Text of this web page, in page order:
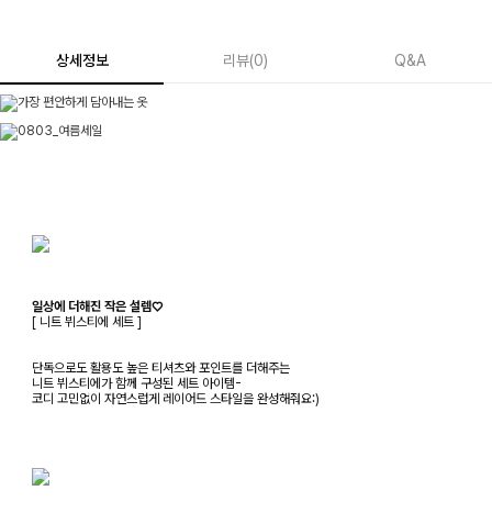
상세정보 리뷰(0) Q&A
일상에 더해진 작은 설렘♡
[ 니트 뷔스티에 세트 ]
단독으로도 활용도 높은 티셔츠와 포인트를 더해주는
니트 뷔스티에가 함께 구성된 세트 아이템-
코디 고민없이 자연스럽게 레이어드 스타일을 완성해줘요:)